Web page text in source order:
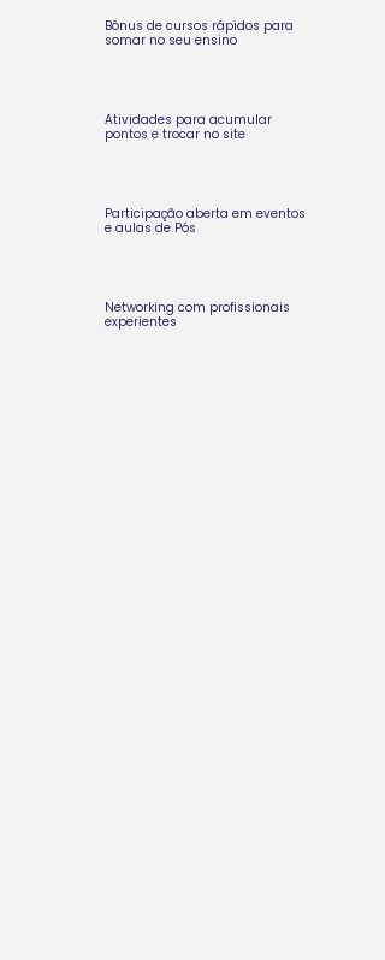
Bônus de cursos rápidos para
somar no seu ensino
Atividades para acumular
pontos e trocar no site
Participação aberta em eventos
e aulas de Pós
Networking com profissionais
experientes